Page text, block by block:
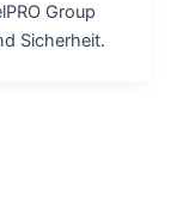
Group
Sicherheit.